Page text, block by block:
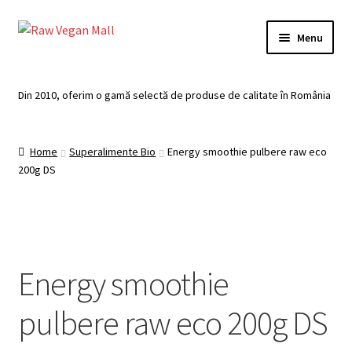
Skip
Skip
Menu
Categorii
Plată
Coș
Din 2010, oferim o gamă selectă de produse de calitate în România
Home Superalimente Bio
Energy smoothie pulbere raw eco
200g DS
Energy smoothie
pulbere raw eco 200g DS